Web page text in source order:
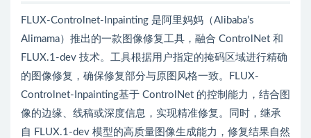
FLUX-Controlnet-Inpainting 是阿里妈妈（Alibaba’s
Alimama）推出的一款图像修复工具，融合 ControlNet 和
FLUX.1-dev 技术。工具根据用户指定的掩码区域进行精确
的图像修复，确保修复部分与原图风格一致。FLUX-
Controlnet-Inpainting基于 ControlNet 的控制能力，结合图
像的边缘、线稿或深度信息，实现精准修复。同时，继承
自 FLUX.1-dev 模型的高质量图像生成能力，修复结果自然